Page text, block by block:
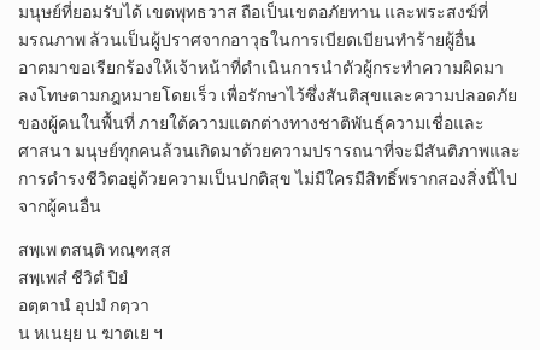
มนุษย์ที่ยอมรับได้ เขตพุทธวาส ถือเป็นเขตอภัยทาน และพระสงฆ์ที่
มรณภาพ ล้วนเป็นผู้ปราศจากอาวุธในการเบียดเบียนทำร้ายผู้อื่น
อาตมาขอเรียกร้องให้เจ้าหน้าที่ดำเนินการนำตัวผู้กระทำความผิดมา
ลงโทษตามกฎหมายโดยเร็ว เพื่อรักษาไว้ซึ่งสันติสุขและความปลอดภัย
ของผู้คนในพื้นที่ ภายใต้ความแตกต่างทางชาติพันธุ์ความเชื่อและ
ศาสนา มนุษย์ทุกคนล้วนเกิดมาด้วยความปรารถนาที่จะมีสันติภาพและ
การดำรงชีวิตอยู่ด้วยความเป็นปกติสุข ไม่มีใครมีสิทธิ์พรากสองสิ่งนี้ไป
จากผู้คนอื่น
สพฺเพ ตสนฺติ ทณฺฑสฺส
สพฺเพสํ ชีวิตํ ปิยํ
อตฺตานํ อุปมํ กตฺวา
น หเนยฺย น ฆาตเย ฯ